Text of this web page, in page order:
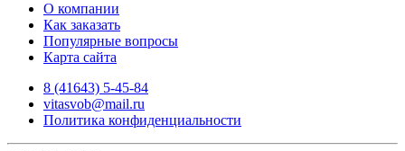
О компании
Как заказать
Популярные вопросы
Карта сайта
8 (41643) 5-45-84
vitasvob@mail.ru
Политика конфиденциальности